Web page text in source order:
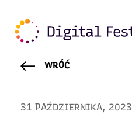
WRÓĆ
31 PAŹDZIERNIKA, 2023